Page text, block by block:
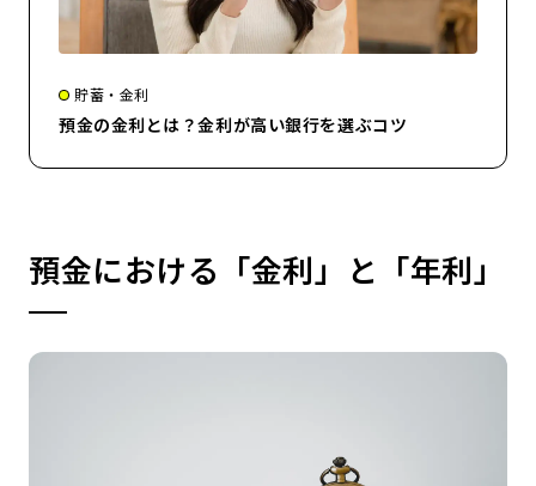
貯蓄・金利
預金の金利とは？金利が高い銀行を選ぶコツ
預金における「金利」と「年利」